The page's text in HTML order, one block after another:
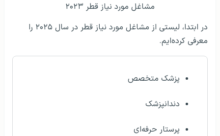
مشاغل مورد نیاز قطر ۲۰۲۳
در ابتدا، لیستی از مشاغل مورد نیاز قطر در سال ۲۰۲۵ را
معرفی کرده‌ایم.
پزشک متخصص
دندانپزشک
پرستار حرفه‌ای